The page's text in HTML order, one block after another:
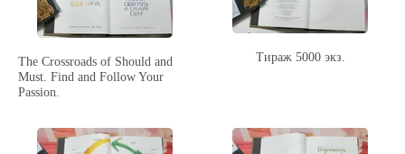
The Crossroads of Should and
Must. Find and Follow Your
Passion.
Тираж 5000 экз.